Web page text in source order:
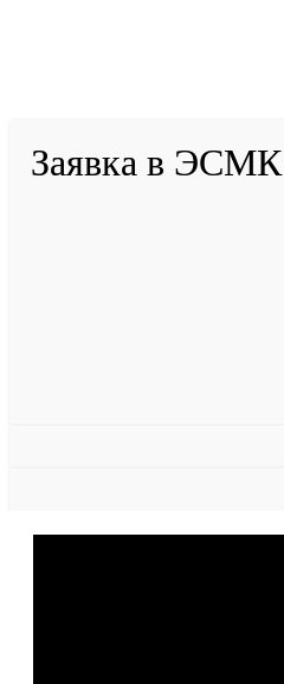
Заявка в ЭСМК